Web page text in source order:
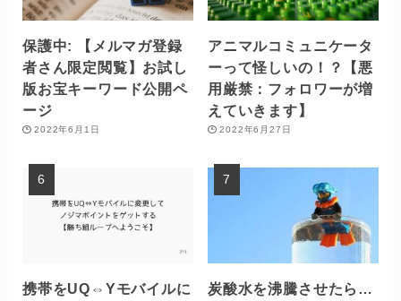
保護中: 【メルマガ登録
者さん限定閲覧】お試し
版お宝キーワード公開ペ
ージ
2022年6月1日
アニマルコミュニケータ
ーって怪しいの！？【悪
用厳禁：フォロワーが増
えていきます】
2022年6月27日
携帯をUQ⇔Yモバイルに
炭酸水を沸騰させたら…